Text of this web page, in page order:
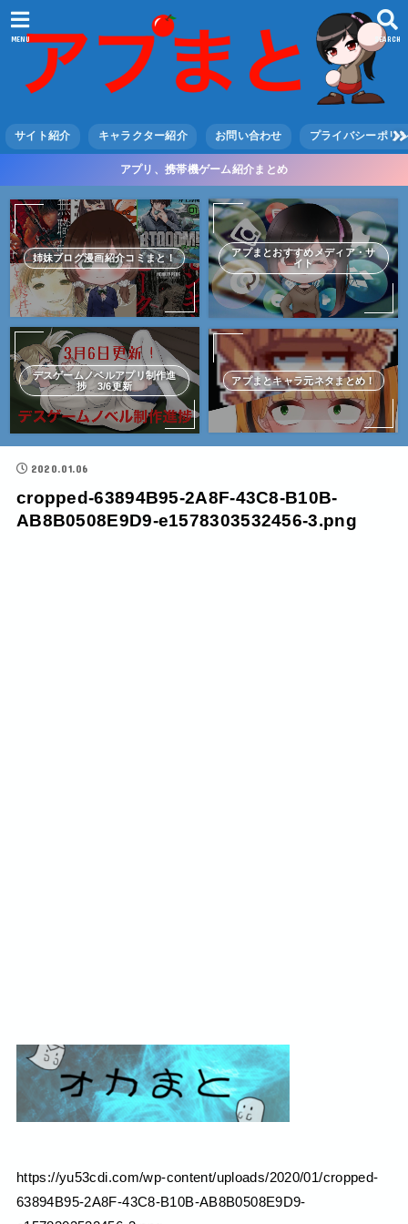
SEARCH
MENU
サイト紹介 キャラクター紹介 お問い合わせ プライバシーポリ
アプリ、携帯機ゲーム紹介まとめ
姉妹ブログ漫画紹介コミまと！
アプまとおすすめメディア・サ
イト
デスゲームノベルアプリ制作進
捗 3/6更新
アプまとキャラ元ネタまとめ！
2020.01.06
cropped-63894B95-2A8F-43C8-B10B-
AB8B0508E9D9-e1578303532456-3.png
https://yu53cdi.com/wp-content/uploads/2020/01/cropped-
63894B95-2A8F-43C8-B10B-AB8B0508E9D9-